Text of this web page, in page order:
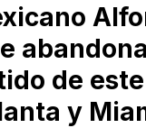
de
y